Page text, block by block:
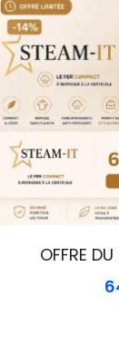
OFFRE